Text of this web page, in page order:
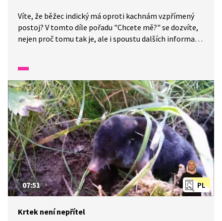
Víte, že běžec indický má oproti kachnám vzpřímený
postoj? V tomto díle pořadu "Chcete mě?" se dozvíte,
nejen proč tomu tak je, ale i spoustu dalších informací
PL
07:51
Krtek není nepřítel